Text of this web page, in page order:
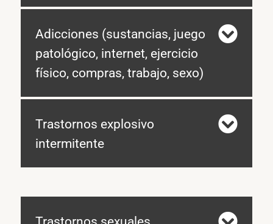
Adicciones (sustancias, juego
patológico, internet, ejercicio
físico, compras, trabajo, sexo)
Trastornos explosivo
intermitente